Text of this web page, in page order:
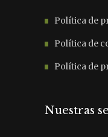
Política de
Política de
Política de
Nuestras